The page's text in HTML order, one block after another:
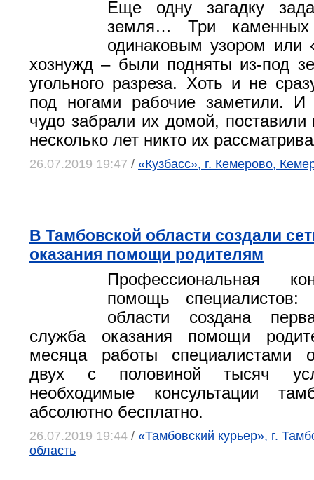
Еще одну загадку
земля… Три
одинаковым узором или
хознужд – были подняты из-под
угольного разреза. Хоть и не
под ногами рабочие заметили. И
чудо забрали их домой,
несколько лет никто их
26.07.2019 19:47 / «Кузбасс», г. Кемерово,
В Тамбовской области создали
оказания помощи родителям
Профессиональная
помощь специалистов:
области создана
служба оказания помощи
месяца работы специалистами
двух с половиной тысяч
необходимые консультации
абсолютно бесплатно.
26.07.2019 19:44 / «Тамбовский курьер», г.
область